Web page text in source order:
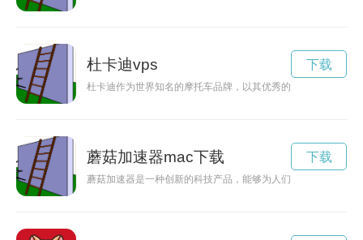
杜卡迪vps
杜卡迪作为世界知名的摩托车品牌，以其优秀的性能和独特的
下载
蘑菇加速器mac下载
蘑菇加速器是一种创新的科技产品，能够为人们提供高效的加
下载